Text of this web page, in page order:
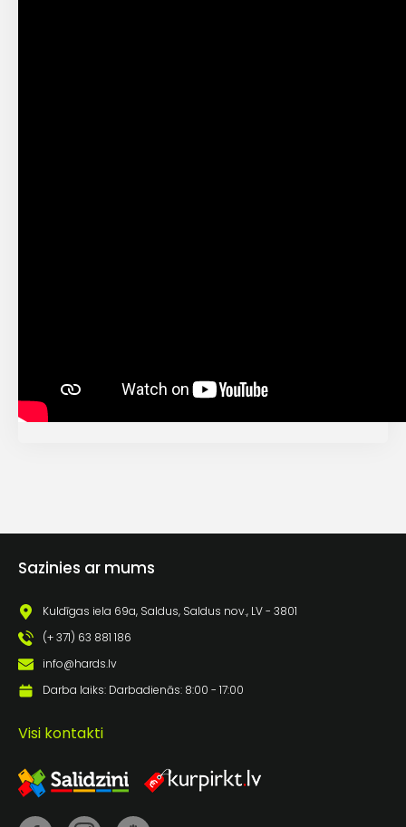
Sazinies ar mums
Kuldīgas iela 69a, Saldus, Saldus nov., LV - 3801
(+ 371) 63 881 186
info@hards.lv
Darba laiks: Darbadienās: 8:00 - 17:00
Visi kontakti